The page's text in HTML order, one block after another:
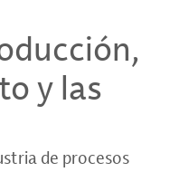
y las
de procesos